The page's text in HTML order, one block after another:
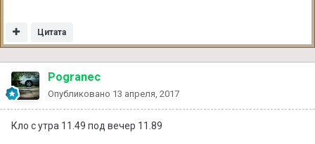
Цитата
Pogranec
Опубликовано 13 апреля, 2017
Кло с утра 11.49 под вечер 11.89